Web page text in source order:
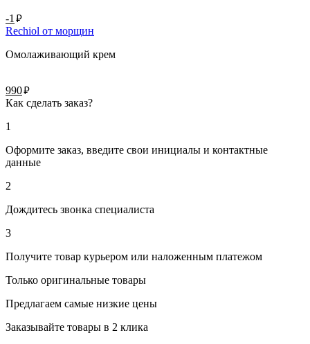
-1 руб.
Rechiol от морщин
Омолаживающий крем
990руб.
Как сделать заказ?
1
Оформите заказ, введите свои инициалы и контактные
данные
2
Дождитесь звонка специалиста
3
Получите товар курьером или наложенным платежом
Только оригинальные товары
Предлагаем самые низкие цены
Заказывайте товары в 2 клика